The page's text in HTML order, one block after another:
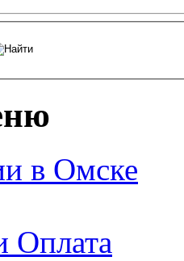
в Омске
Оплата